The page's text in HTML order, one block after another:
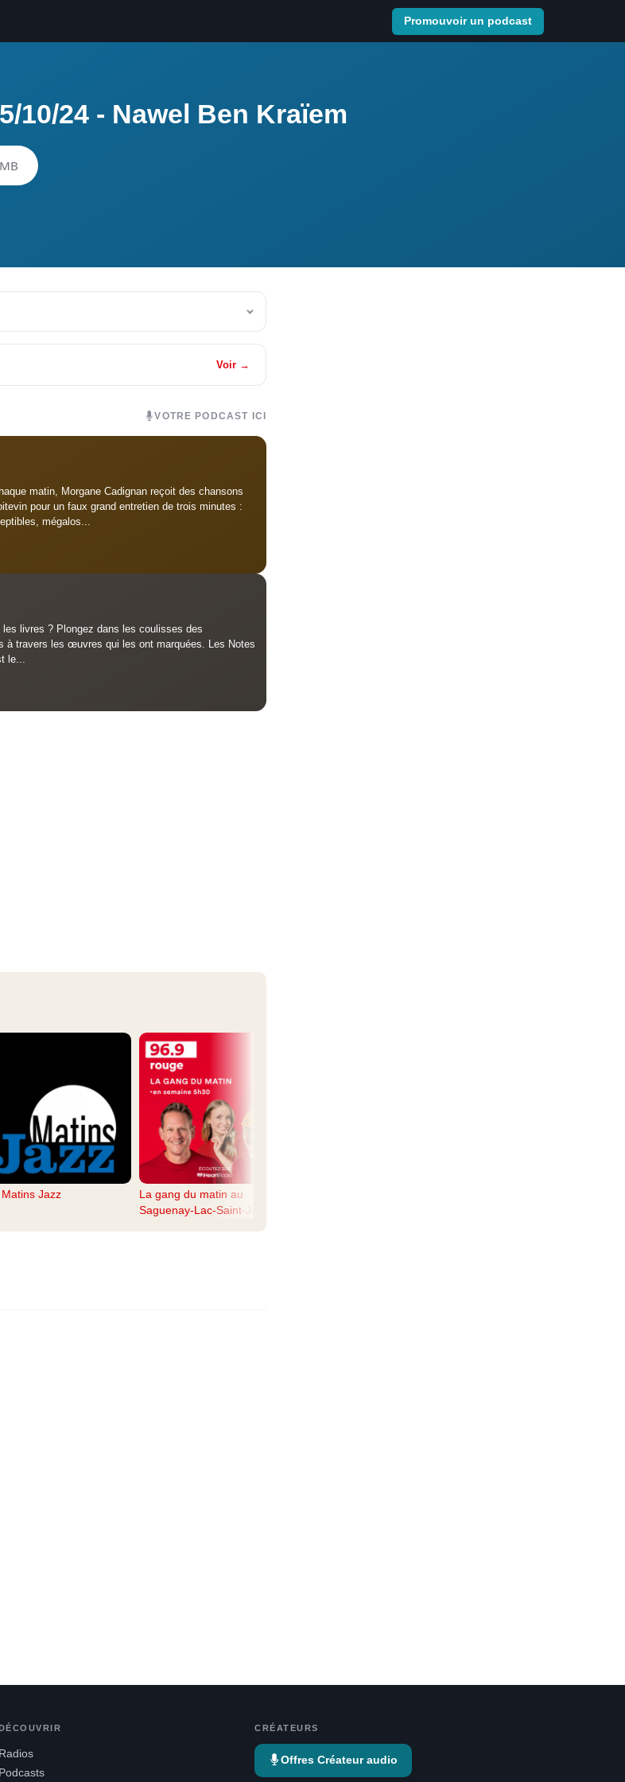
Promouvoir un podcast
10/24 - Nawel Ben Kraïem
Voir →
VOTRE PODCAST ICI
matin, Morgane Cadignan reçoit des chansons
pour un faux grand entretien de trois minutes :
mégalos...
livres ? Plongez dans les coulisses des
les œuvres qui les ont marquées. Les Notes
le...
Matins Jazz
La gang du matin au
Saguenay-Lac-Saint-Jean
Radios
Podcasts
CRÉATEURS
Offres Créateur audio